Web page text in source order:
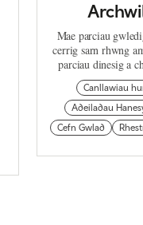
Mae parciau
cerrig sarn rhwng
parciau dinesig a
Canllawiau
Adeiladau
Cefn Gwlad